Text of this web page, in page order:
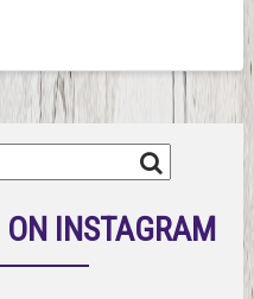
ON INSTAGRAM